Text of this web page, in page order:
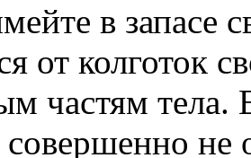
в запасе
от колготок
частям тела.
совершенно не